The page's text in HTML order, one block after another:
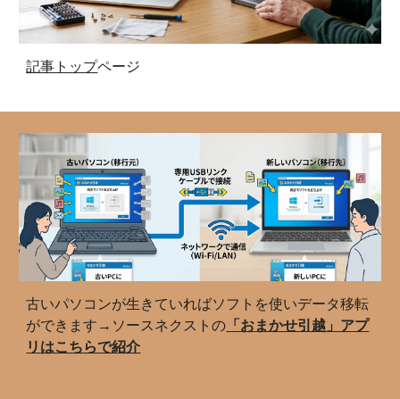
記事トップページ
古いパソコンが生きていればソフトを使いデータ移転
ができます→ソースネクストの 「おまかせ引越」アプ
リはこちらで紹介